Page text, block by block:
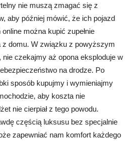
nie muszą zmagać się z
aby później mówić, że ich pojazd
można kupić zupełnie
domu. W związku z powyższym
nie czekajmy aż opona eksploduje w
na drodze. Po
sposób kupujmy i wymieniajmy
aby koszta nie
nie cierpiał z tego powodu.
częścią luksusu bez specjalnie
zapewniać nam komfort każdego